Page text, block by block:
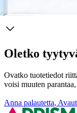
Oletko
Ovatko tuotetiedot
voisi muuten
Anna palautetta,